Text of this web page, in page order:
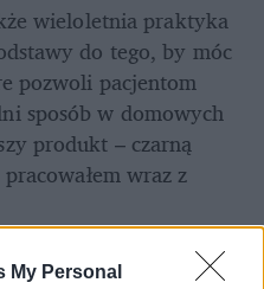
My Personal
wieloletnia praktyka
do tego, by móc
pozwoli pacjentom
sposób w domowych
produkt – czarną
wraz z